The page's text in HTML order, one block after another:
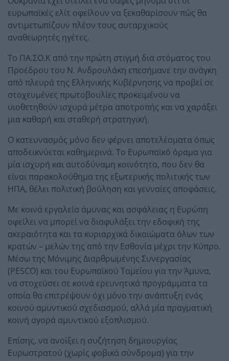
ευρωπαϊκές ελίτ οφείλουν να ξεκαθαρίσουν πώς θα
αντιμετωπίζουν πλέον τους αυταρχικούς
αναθεωρητές ηγέτες.
Το ΠΑ.ΣΟ.Κ από την πρώτη στιγμή δια στόματος του
Προέδρου του Ν. Ανδρουλάκη επεσήμανε την ανάγκη
από πλευρά της Ελληνικής Κυβέρνησης να προβεί σε
στοχευμένες πρωτοβουλίες προκειμένου να
υιοθετηθούν ισχυρά μέτρα αποτροπής και να χαράξει
μια καθαρή και σταθερή στρατηγική.
Ο κατευνασμός μόνο δεν φέρνει αποτελέσματα όπως
αποδεικνύεται καθημερινά. Το Ευρωπαϊκό όραμα για
μία ισχυρή και αυτοδύναμη κοινότητα, που δεν θα
είναι παρακολούθημα της εξωτερικής πολιτικής των
ΗΠΑ, θέλει πολιτική βούληση και γενναίες αποφάσεις.
Με κοινά εργαλεία άμυνας και ασφάλειας η Ευρώπη
οφείλει να μπορεί να διαφυλάξει την εδαφική της
ακεραιότητα και τα κυριαρχικά δικαιώματα όλων των
κρατών – μελών της από την Εσθονία μέχρι την Κύπρο.
Μέσω της Μόνιμης Διαρθρωμένης Συνεργασίας
(PESCO) και του Ευρωπαϊκού Ταμείου για την Άμυνα,
να στοχεύσει σε κοινά ερευνητικά προγράμματα τα
οποία θα επιτρέψουν όχι μόνο την ανάπτυξη ενός
κοινού αμυντικού σχεδιασμού, αλλά μία πραγματική
κοινή αγορά αμυντικού εξοπλισμού.
Επίσης, να ανοίξει η συζήτηση δημιουργίας
Ευρωστρατού (χωρίς φοβικά σύνδρομα) για την